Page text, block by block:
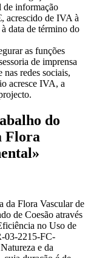
de informação
acrescido de IVA à
data de término do
as funções
de imprensa
redes sociais,
acresce IVA, a
do
Flora
da Flora Vascular de
de Coesão através
no Uso de
03-2215-FC-
e da